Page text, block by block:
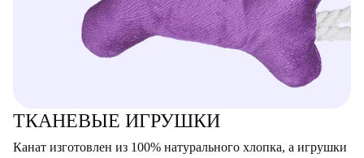
ТКАНЕВЫЕ ИГРУШКИ
Канат изготовлен из 100% натурального хлопка, а игрушки